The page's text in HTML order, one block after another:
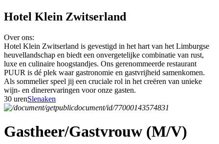
Hotel Klein Zwitserland
Over ons:
Hotel Klein Zwitserland is gevestigd in het hart van het Limburgse
heuvellandschap en biedt een onvergetelijke combinatie van rust,
luxe en culinaire hoogstandjes. Ons gerenommeerde restaurant
PUUR is dé plek waar gastronomie en gastvrijheid samenkomen.
Als sommelier speel jij een cruciale rol in het creëren van unieke
wijn- en dinerervaringen voor onze gasten.
30 urenSlenaken
Gastheer/Gastvrouw (M/V)